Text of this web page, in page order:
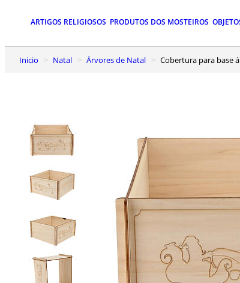
ARTIGOS RELIGIOSOS PRODUTOS DOS MOSTEIROS
Inicio Natal Árvores de Natal Cobertura para